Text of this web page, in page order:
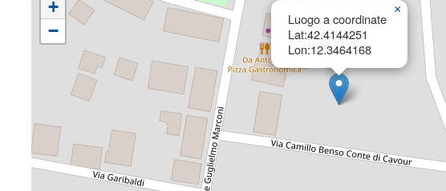
Luogo a coordinate
Lat:42.4144251
Lon:12.3464168
×
+
−